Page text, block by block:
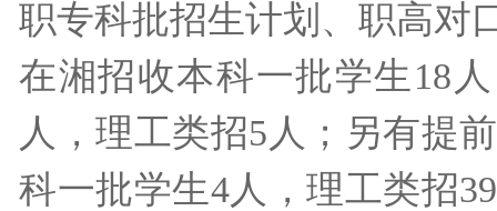
职专科批招生计划、职高对
在湘招收本科一批学生18
人，理工类招5人；另有提
科一批学生4人，理工类招